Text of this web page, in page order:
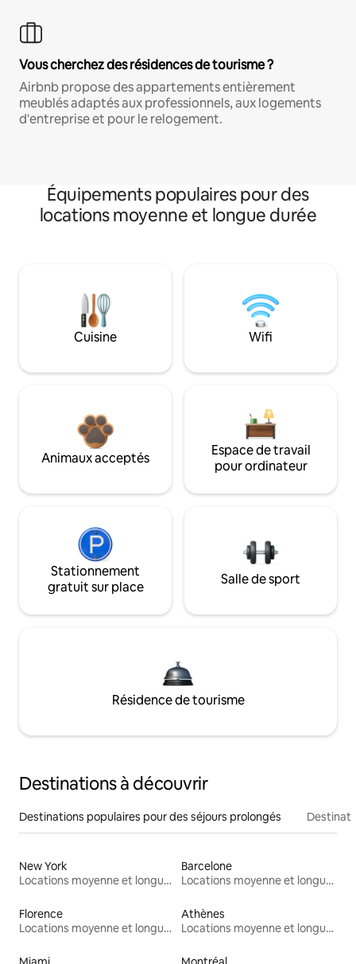
Vous cherchez des résidences de tourisme ?
Airbnb propose des appartements entièrement
meublés adaptés aux professionnels, aux logements
d'entreprise et pour le relogement.
Équipements populaires pour des
locations moyenne et longue durée
Cuisine Wifi
Animaux acceptés
Espace de travail
pour ordinateur
Stationnement
gratuit sur place
Salle de sport
Résidence de tourisme
Destinations à découvrir
Destinations populaires pour des séjours prolongés
New York
Locations moyenne et longue durée
Barcelone
Locations moyenne et longue durée
Florence
Locations moyenne et longue durée
Athènes
Locations moyenne et longue durée